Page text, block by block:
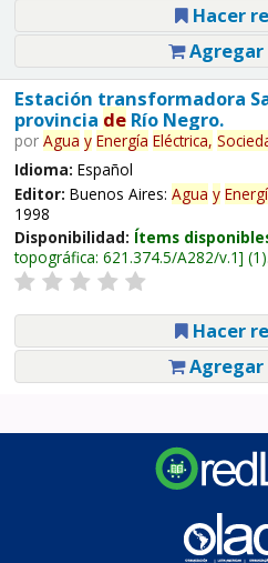
Hacer
Estación transformadora
provincia deRío Negro.
por Agua y Energía Eléctrica,
Idioma: Español
Editor: Buenos Aires: Agua y
1998
Disponibilidad: Ítems
topográfica: 621.374.5/A282/v.1 (1).
Hacer